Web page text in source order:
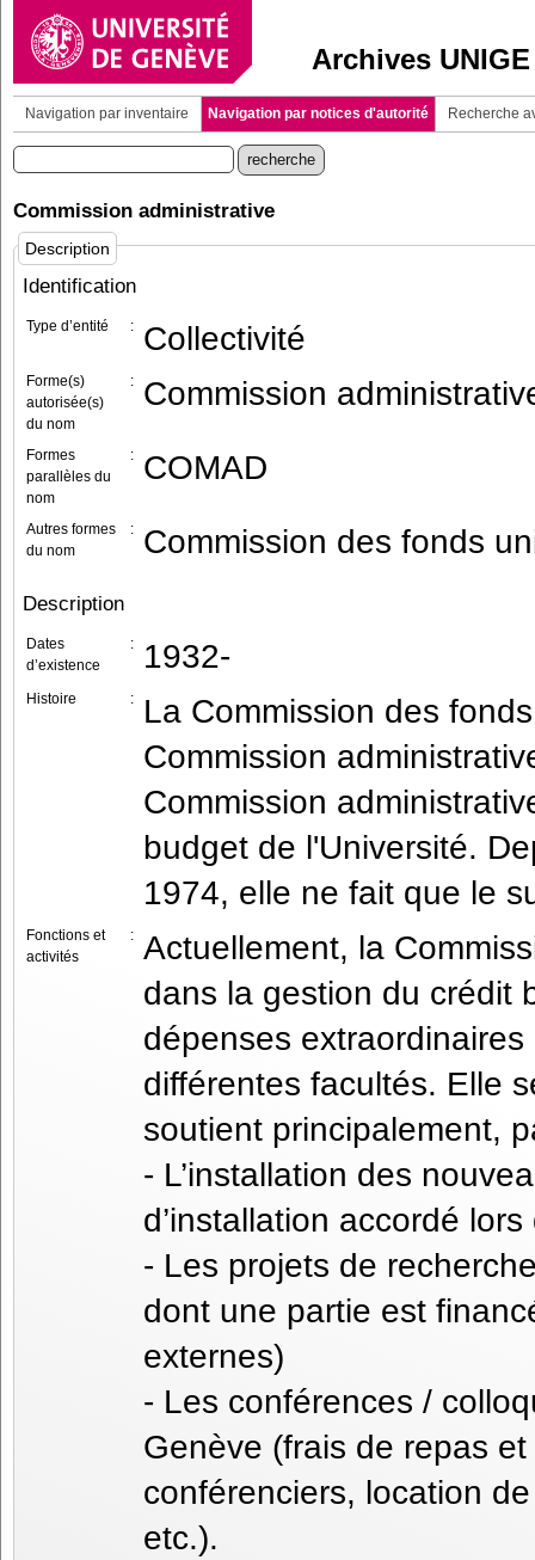
Archives UNIGE
Navigation par inventaire Navigation par notices d'autorité Recherche
Commission administrative
Description
Identification
Type d’entité : Collectivité
Forme(s)
autorisée(s)
du nom
: Commission
Formes
parallèles du
nom
: COMAD
Autres formes
du nom
: Commission des fonds
Description
Dates
d’existence
: 1932-
Histoire :
La Commission des
Commission
Commission
budget de l'Université.
1974, elle ne fait que le
Fonctions et
activités
: Actuellement, la
dans la gestion du crédit
dépenses
différentes facultés. Elle
soutient principalement,
- L’installation des
d’installation accordé
- Les projets de
dont une partie est
externes)
- Les conférences /
Genève (frais de repas
conférenciers, location
etc.).